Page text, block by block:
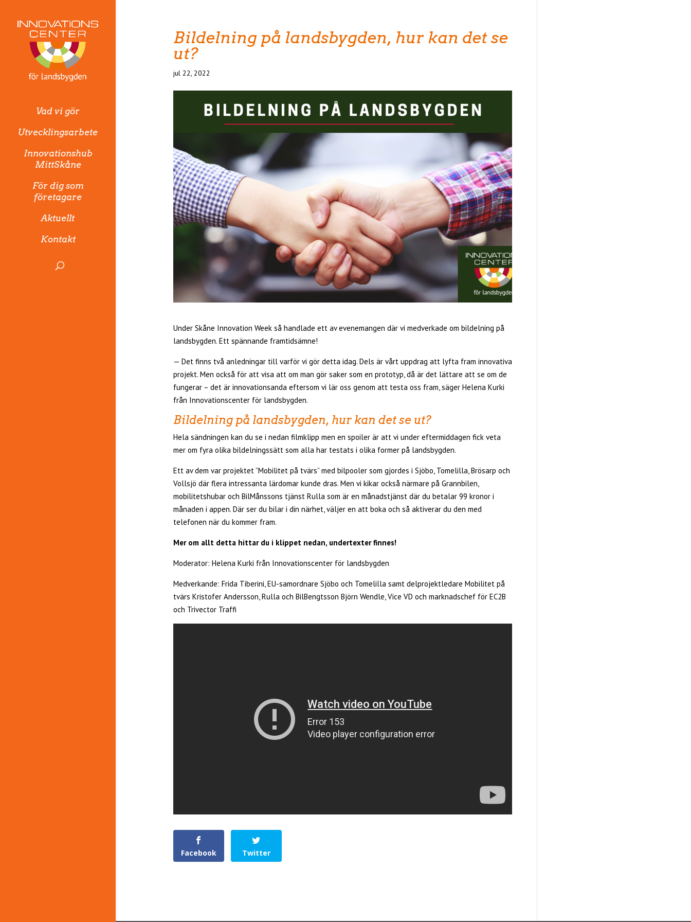
Vad vi gör
Utvecklingsarbete
Innovationshub
MittSkåne
För dig som
företagare
Aktuellt
Kontakt
Bildelning på landsbygden, hur kan det se
ut?
jul 22, 2022
Under Skåne Innovation Week så handlade ett av evenemangen där vi medverkade om bildelning på
landsbygden. Ett spännande framtidsämne!
— Det finns två anledningar till varför vi gör detta idag. Dels är vårt uppdrag att lyfta fram innovativa
projekt. Men också för att visa att om man gör saker som en prototyp, då är det lättare att se om de
fungerar – det är innovationsanda eftersom vi lär oss genom att testa oss fram, säger Helena Kurki
från Innovationscenter för landsbygden.
Bildelning på landsbygden, hur kan det se ut?
Hela sändningen kan du se i nedan filmklipp men en spoiler är att vi under eftermiddagen fick veta
mer om fyra olika bildelningssätt som alla har testats i olika former på landsbygden.
Ett av dem var projektet ”Mobilitet på tvärs” med bilpooler som gjordes i Sjöbo, Tomelilla, Brösarp och
Vollsjö där flera intressanta lärdomar kunde dras. Men vi kikar också närmare på Grannbilen,
mobilitetshubar och BilMånssons tjänst Rulla som är en månadstjänst där du betalar 99 kronor i
månaden i appen. Där ser du bilar i din närhet, väljer en att boka och så aktiverar du den med
telefonen när du kommer fram.
Mer om allt detta hittar du i klippet nedan, undertexter finnes!
Moderator: Helena Kurki från Innovationscenter för landsbygden
Medverkande: Frida Tiberini, EU-samordnare Sjöbo och Tomelilla samt delprojektledare Mobilitet på
tvärs Kristofer Andersson, Rulla och BilBengtsson Björn Wendle, Vice VD och marknadschef för EC2B
och Trivector Traffi
Facebook Twitter